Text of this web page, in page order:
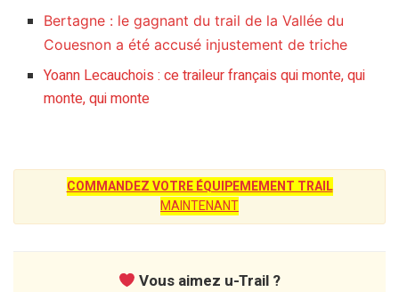
Bertagne : le gagnant du trail de la Vallée du
Couesnon a été accusé injustement de triche
Yoann Lecauchois : ce traileur français qui monte, qui
monte, qui monte
COMMANDEZ VOTRE ÉQUIPEMEMENT TRAIL
MAINTENANT
Vous aimez u-Trail ?